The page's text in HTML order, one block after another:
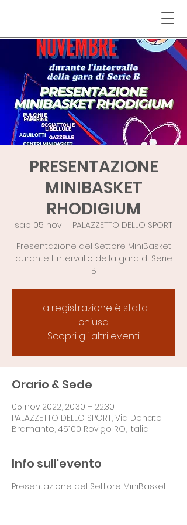
PRESENTAZIONE
MINIBASKET
RHODIGIUM
sab 05 nov
PALAZZETTO DELLO SPORT
Presentazione del Settore MiniBasket
durante l'intervallo della gara di Serie
B
La registrazione è stata
chiusa
Scopri gli altri eventi
Orario & Sede
05 nov 2022, 20:30 – 22:30
PALAZZETTO DELLO SPORT, Via Donato
Bramante, 45100 Rovigo RO, Italia
Info sull'evento
Presentazione del Settore MiniBasket